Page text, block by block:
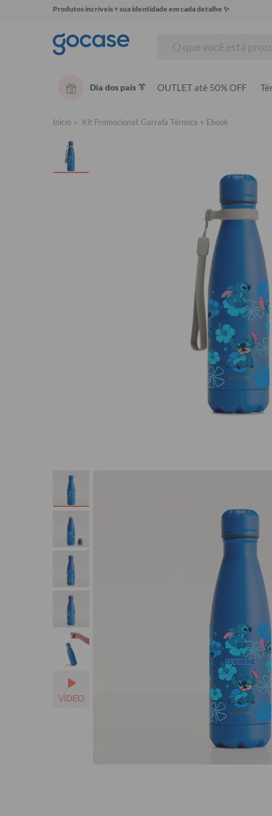
Produtos incríveis + sua identidade em cada detalhe ✨
Dia dos pais 👔 OUTLET até 50% OFF
Início Kit Promocional: Garrafa Térmica + Ebook
VÍDEO
SEU NOME